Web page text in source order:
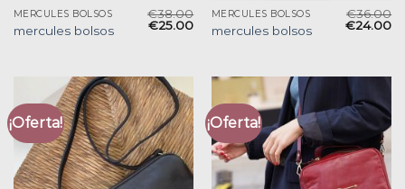
MERCULES BOLSOS
mercules bolsos
€38.00
€25.00
MERCULES BOLSOS
mercules bolsos
€36.00
€24.00
¡Oferta! ¡Oferta!